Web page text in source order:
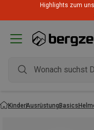
Highlights zum
KinderAusrüstungBasics